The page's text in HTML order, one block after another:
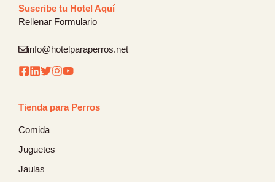
Suscribe tu Hotel Aquí
Rellenar Formulario
info@hotelparaperros.net
Tienda para Perros
Comida
Juguetes
Jaulas